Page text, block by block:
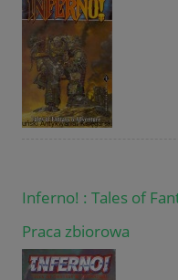
Inferno! : Tales of
Praca zbiorowa